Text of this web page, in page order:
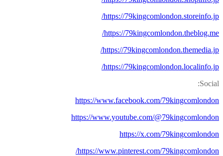
https://79kingcomlondon.storeinfo.jp/
https://79kingcomlondon.theblog.me/
https://79kingcomlondon.themedia.jp/
https://79kingcomlondon.localinfo.jp/
Social:
https://www.facebook.com/79kingcomlondon
https://www.youtube.com/@79kingcomlondon
https://x.com/79kingcomlondon
https://www.pinterest.com/79kingcomlondon/